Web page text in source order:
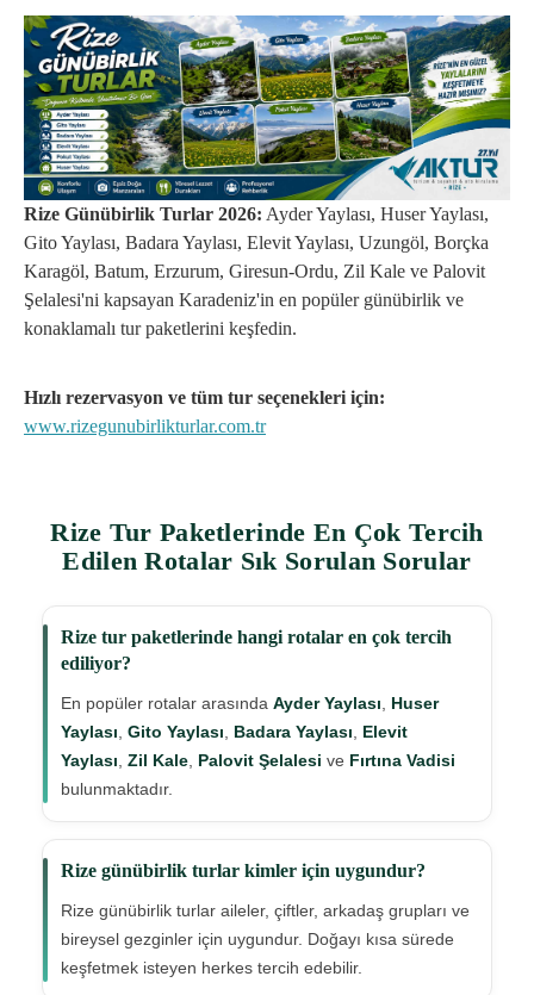
Rize Günübirlik Turlar 2026: Ayder Yaylası, Huser Yaylası,
Gito Yaylası, Badara Yaylası, Elevit Yaylası, Uzungöl, Borçka
Karagöl, Batum, Erzurum, Giresun-Ordu, Zil Kale ve Palovit
Şelalesi'ni kapsayan Karadeniz'in en popüler günübirlik ve
konaklamalı tur paketlerini keşfedin.
Hızlı rezervasyon ve tüm tur seçenekleri için:
www.rizegunubirlikturlar.com.tr
Rize Tur Paketlerinde En Çok Tercih
Edilen Rotalar Sık Sorulan Sorular
Rize tur paketlerinde hangi rotalar en çok tercih
ediliyor?
En popüler rotalar arasında Ayder Yaylası, Huser
Yaylası, Gito Yaylası, Badara Yaylası, Elevit
Yaylası, Zil Kale, Palovit Şelalesi ve Fırtına Vadisi
bulunmaktadır.
Rize günübirlik turlar kimler için uygundur?
Rize günübirlik turlar aileler, çiftler, arkadaş grupları ve
bireysel gezginler için uygundur. Doğayı kısa sürede
keşfetmek isteyen herkes tercih edebilir.